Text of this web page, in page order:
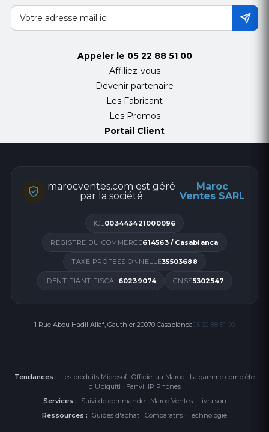
Appeler le 05 22 88 51 00
Affiliez-vous
Devenir partenaire
Les Fabricant
Les Promos
Portail Client
marocventes.com est géré
par la société
Maroc
Ventes SARL
ICE003443421000096
REGISTRE DU COMMERCE614563 / Casablanca
TAXE PROFESSIONNELLE35503688
IDENTIFIANT FISCAL60239074 CNSS5302547
1 Rue Abou Hadil Allaf, Gauthier 20070 Casablanca05 22 88 51 00
Tendances : Les produits Microsoft Officiel au Maroc · La gamme complète
d'Ubiquiti · Fanvil IP Phones
Services :
Suivi de commande· Maroc Ventes· Livraison
Ressources : Guides d'achat · Comparatifs · Technologie